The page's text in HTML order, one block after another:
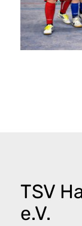
TSV
e.V.